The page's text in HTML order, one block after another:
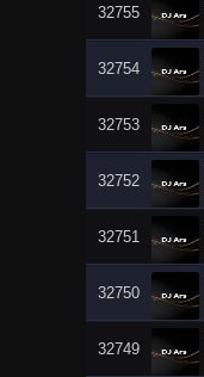
32755
32754
32753
32752
32751
32750
32749